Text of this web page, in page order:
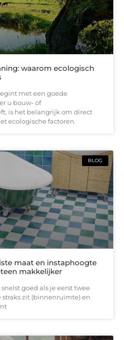
waarom ecologisch
met een goede
u bouw- of
is het belangrijk om direct
ecologische factoren.
BLOG
maat en instaphoogte
makkelijker
goed als je eerst twee
zit (binnenruimte) en